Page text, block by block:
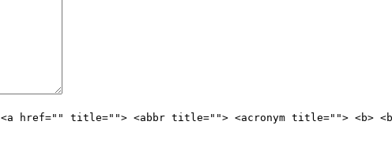
<a href="" title=""> <abbr title=""> <acronym title=""> <b>